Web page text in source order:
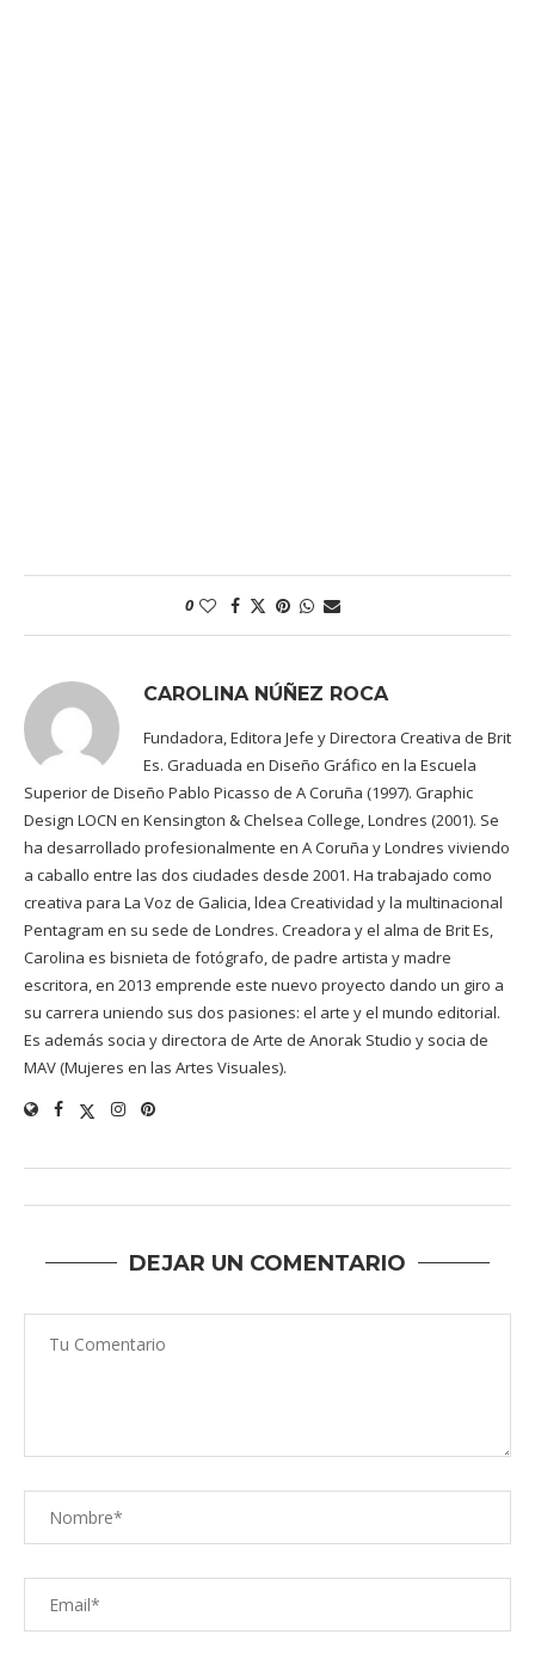
0
CAROLINA NÚÑEZ ROCA
Fundadora, Editora Jefe y Directora Creativa de Brit
Es. Graduada en Diseño Gráfico en la Escuela
Superior de Diseño Pablo Picasso de A Coruña (1997). Graphic
Design LOCN en Kensington & Chelsea College, Londres (2001). Se
ha desarrollado profesionalmente en A Coruña y Londres viviendo
a caballo entre las dos ciudades desde 2001. Ha trabajado como
creativa para La Voz de Galicia, ldea Creatividad y la multinacional
Pentagram en su sede de Londres. Creadora y el alma de Brit Es,
Carolina es bisnieta de fotógrafo, de padre artista y madre
escritora, en 2013 emprende este nuevo proyecto dando un giro a
su carrera uniendo sus dos pasiones: el arte y el mundo editorial.
Es además socia y directora de Arte de Anorak Studio y socia de
MAV (Mujeres en las Artes Visuales).
DEJAR UN COMENTARIO